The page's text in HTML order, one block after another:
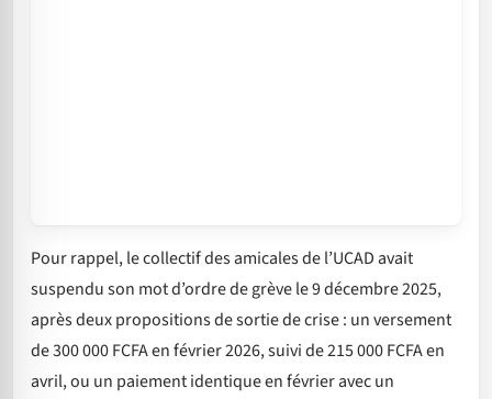
Pour rappel, le collectif des amicales de l’UCAD avait
suspendu son mot d’ordre de grève le 9 décembre 2025,
après deux propositions de sortie de crise : un versement
de 300 000 FCFA en février 2026, suivi de 215 000 FCFA en
avril, ou un paiement identique en février avec un